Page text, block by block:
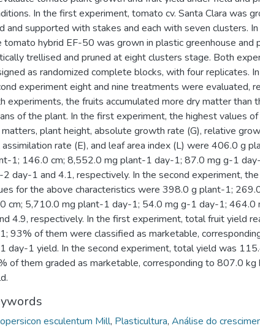
In the first experiment, tomato cv. Santa Clara was
and supported with stakes and each with seven clusters.
tomato hybrid EF-50 was grown in plastic greenhouse and
trellised and pruned at eight clusters stage. Both
as randomized complete blocks, with four replicates.
experiment eight and nine treatments were evaluated,
experiments, the fruits accumulated more dry matter than
of the plant. In the first experiment, the highest values
plant height, absolute growth rate (G), relative
rate (E), and leaf area index (L) were 406.0 g
1; 146.0 cm; 8,552.0 mg plant-1 day-1; 87.0 mg g-1
2 day-1 and 4.1, respectively. In the second experiment,
for the above characteristics were 398.0 g plant-1;
cm; 5,710.0 mg plant-1 day-1; 54.0 mg g-1 day-1; 464.0
4.9, respectively. In the first experiment, total fruit yield
93% of them were classified as marketable,
day-1 yield. In the second experiment, total yield was
of them graded as marketable, corresponding to 807.0
esculentum Mill, Plasticultura, Análise do